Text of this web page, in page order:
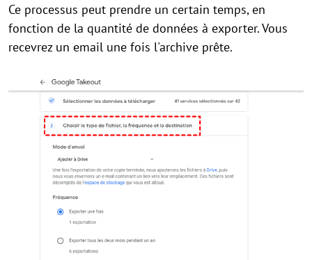
Ce processus peut prendre un certain temps, en
fonction de la quantité de données à exporter. Vous
recevrez un email une fois l'archive prête.